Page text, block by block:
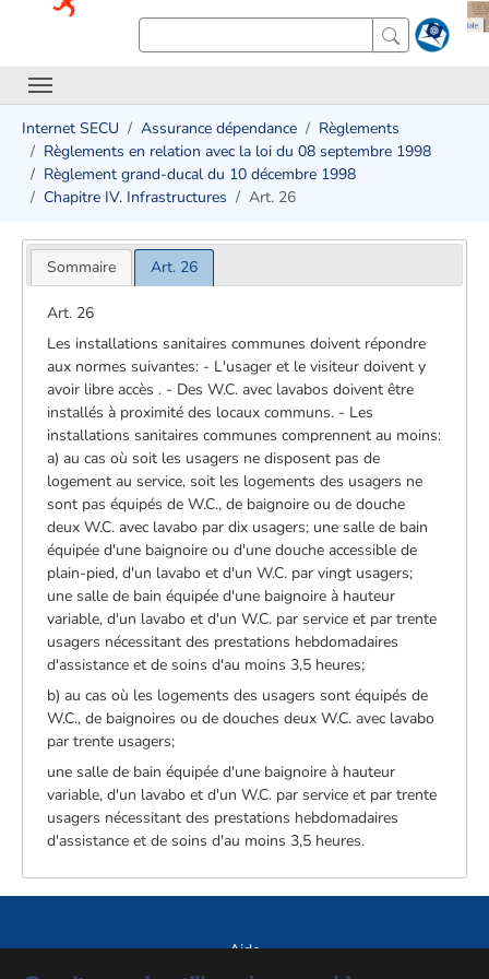
Internet SECU Assurance dépendance
Règlements
Règlements en relation avec la loi du 08 septembre 1998
Règlement grand-ducal du 10 décembre 1998
Chapitre IV. Infrastructures
Art. 26
Sommaire Art. 26
Art. 26
Les installations sanitaires communes doivent répondre
aux normes suivantes: - L'usager et le visiteur doivent y
avoir libre accès . - Des W.C. avec lavabos doivent être
installés à proximité des locaux communs. - Les
installations sanitaires communes comprennent au moins:
a) au cas où soit les usagers ne disposent pas de
logement au service, soit les logements des usagers ne
sont pas équipés de W.C., de baignoire ou de douche
deux W.C. avec lavabo par dix usagers; une salle de bain
équipée d'une baignoire ou d'une douche accessible de
plain-pied, d'un lavabo et d'un W.C. par vingt usagers;
une salle de bain équipée d'une baignoire à hauteur
variable, d'un lavabo et d'un W.C. par service et par trente
usagers nécessitant des prestations hebdomadaires
d'assistance et de soins d'au moins 3,5 heures;
b) au cas où les logements des usagers sont équipés de
W.C., de baignoires ou de douches deux W.C. avec lavabo
par trente usagers;
une salle de bain équipée d'une baignoire à hauteur
variable, d'un lavabo et d'un W.C. par service et par trente
usagers nécessitant des prestations hebdomadaires
d'assistance et de soins d'au moins 3,5 heures.
Aide